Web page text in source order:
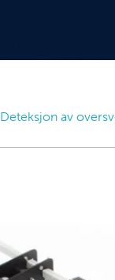
Deteksjon av